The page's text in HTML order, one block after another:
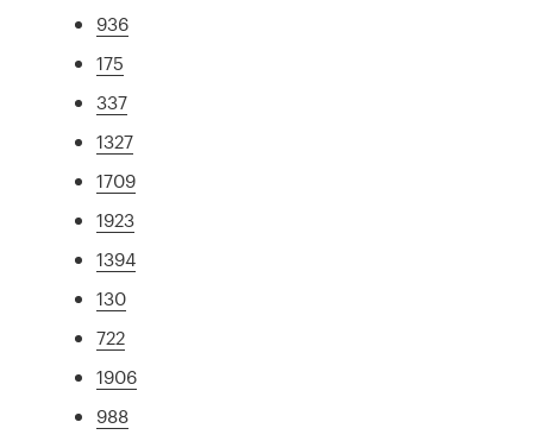
936
175
337
1327
1709
1923
1394
130
722
1906
988